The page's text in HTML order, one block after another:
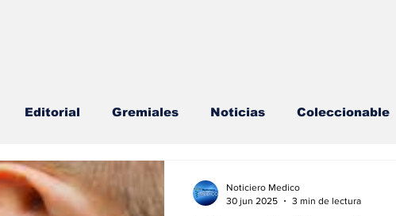
Editorial Gremiales Noticias Coleccionable
Mental
Noticiero Medico
30 jun 2025
3 min de lectura